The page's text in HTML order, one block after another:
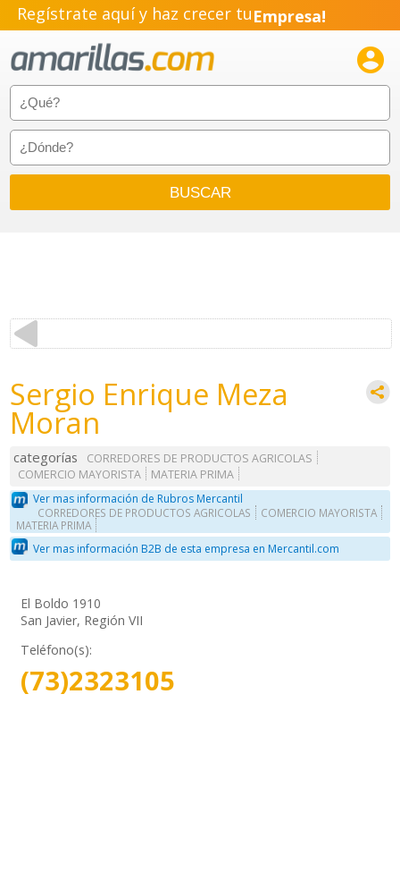
Regístrate aquí y haz crecer tuEmpresa!
Pyme!
Emprendimiento!

Sergio Enrique Meza
Moran
categorías
CORREDORES DE PRODUCTOS AGRICOLAS
COMERCIO MAYORISTA
MATERIA PRIMA
Ver mas información de Rubros Mercantil
CORREDORES DE PRODUCTOS AGRICOLAS
COMERCIO MAYORISTA
MATERIA PRIMA
Ver mas información B2B de esta empresa en Mercantil.com
El Boldo 1910
San Javier, Región VII
Teléfono(s):
(73)2323105